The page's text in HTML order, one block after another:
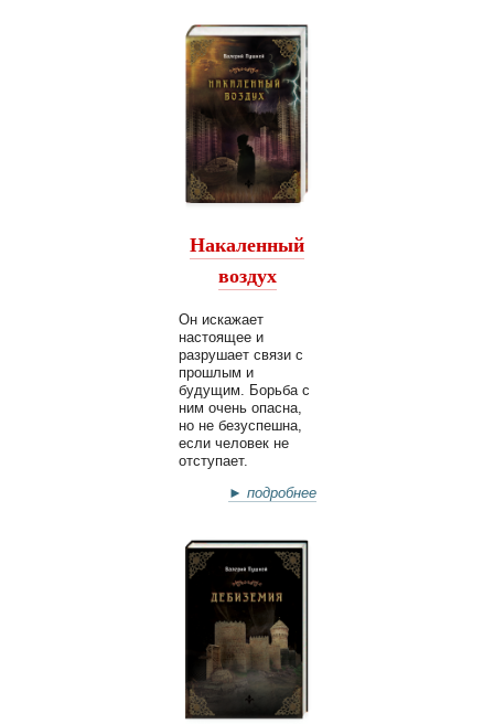
Накаленный
воздух
Он искажает
настоящее и
разрушает связи с
прошлым и
будущим. Борьба с
ним очень опасна,
но не безуспешна,
если человек не
отступает.
► подробнее